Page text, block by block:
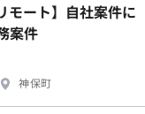
モート】自社案件に
案件
神保町